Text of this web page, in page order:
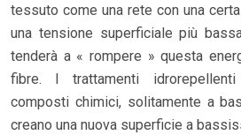
tessuto come una rete con una
una tensione superficiale più
tenderà a « rompere » questa
fibre. I trattamenti idrorepellenti
composti chimici, solitamente a
creano una nuova superficie a